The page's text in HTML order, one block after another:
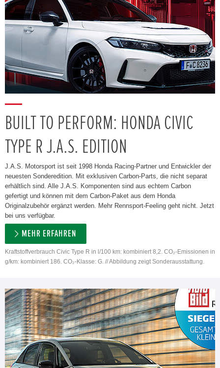
BUILT TO PERFORM: HONDA CIVIC
TYPE R J.A.S. EDITION
J.A.S. Motorsport ist seit 1998 Honda Racing-Partner und Entwickler der
neuesten Sonderedition. Mit exklusiven Carbon-Parts, die nicht separat
erhältlich sind. Alle J.A.S. Komponenten sind aus echtem Carbon
gefertigt und können mit dem Carbon-Paket aus dem Honda
Originalzubehör ergänzt werden. Mehr Rennsport-Feeling geht nicht. Jetzt
bei uns verfügbar.
MEHR ERFAHREN
Kraftstoffverbrauch Civic Type R in l/100 km: kombiniert 8,2. CO₂-Emissionen in
g/km: kombiniert 186. CO₂-Klasse: G. // Abbildung zeigt Sonderausstattung.